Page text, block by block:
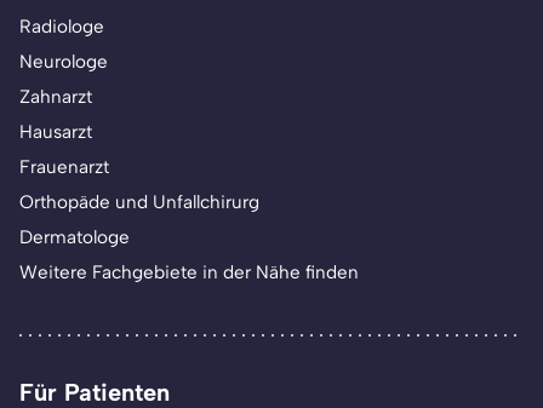
Radiologe
Neurologe
Zahnarzt
Hausarzt
Frauenarzt
Orthopäde und Unfallchirurg
Dermatologe
Weitere Fachgebiete in der Nähe finden
Für Patienten